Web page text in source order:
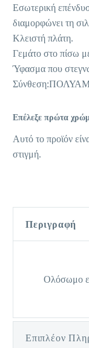
Εσωτερική
διαμορφώνει τη
Κλειστή πλάτη.
Γεμάτο στο πίσω
Ύφασμα που
Επέλεξε πρώτα
Αυτό το προϊόν
στιγμή.
Περιγραφή
Ολόσωμο
Επιπλέον